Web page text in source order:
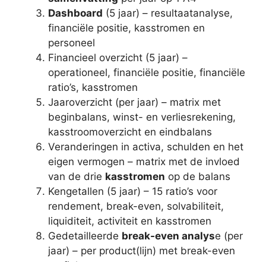
Dashboard (5 jaar) – resultaatanalyse,
financiële positie, kasstromen en
personeel
Financieel overzicht (5 jaar) –
operationeel, financiële positie, financiële
ratio’s, kasstromen
Jaaroverzicht (per jaar) – matrix met
beginbalans, winst- en verliesrekening,
kasstroomoverzicht en eindbalans
Veranderingen in activa, schulden en het
eigen vermogen – matrix met de invloed
van de drie kasstromen op de balans
Kengetallen (5 jaar) – 15 ratio’s voor
rendement, break-even, solvabiliteit,
liquiditeit, activiteit en kasstromen
Gedetailleerde break-even analyse (per
jaar) – per product(lijn) met break-even